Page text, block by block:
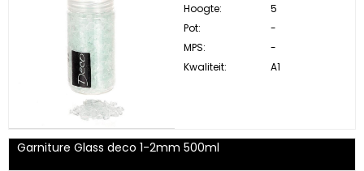
Hoogte:
5
Pot:
-
MPS:
-
Kwaliteit:
A1
Garniture Glass deco 1-2mm 500ml